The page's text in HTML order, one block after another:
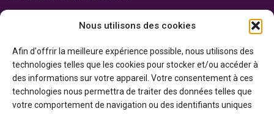
Nous utilisons des cookies
Afin d'offrir la meilleure expérience possible, nous utilisons des
technologies telles que les cookies pour stocker et/ou accéder à
des informations sur votre appareil. Votre consentement à ces
technologies nous permettra de traiter des données telles que
votre comportement de navigation ou des identifiants uniques
ENGLISH
Cette ressource est réalisée grâce au soutien financier du gouvernement de
l’Ontario et du gouvernement duCanada par l’entremise du ministère du
Patrimoine canadien